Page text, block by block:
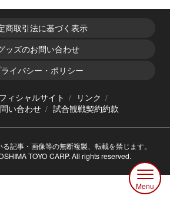
商取引法に基づく表示
ッズのお問い合わせ
イバシー・ポリシー
ィシャルサイト
リンク
い合わせ
試合観戦契約約款
記事・画像等の無断複製、転載を禁じます。
TOYO CARP. All rights reserved.